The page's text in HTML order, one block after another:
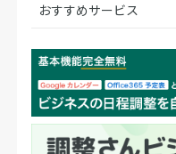
おすすめサービス